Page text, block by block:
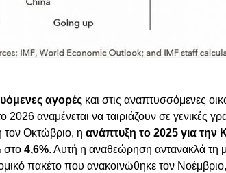
αγορές και στις αναπτυσσόμενες
2026 αναμένεται να ταιριάζουν σε γενικές
Οκτώβριο, η ανάπτυξη το 2025 για την
στο 4,6%. Αυτή η αναθεώρηση αντανακλά τη
πακέτο που ανακοινώθηκε τον